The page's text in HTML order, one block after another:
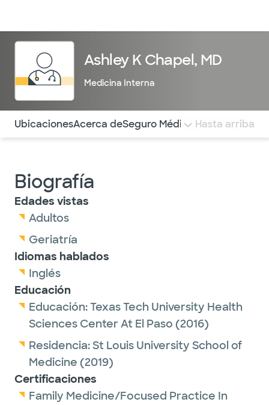
Ashley K Chapel, MD
Medicina Interna
Utilice esta navegación para saltar rápidamente a
UbicacionesAcerca deSeguro Médico COMENTARIOS
Hasta arriba
Biografía
Edades vistas
Adultos
Geriatría
Idiomas hablados
Inglés
Educación
Educación:Texas Tech University Health
Sciences Center At El Paso (2016)
Residencia:St Louis University School of
Medicine (2019)
Certificaciones
Family Medicine/Focused Practice In